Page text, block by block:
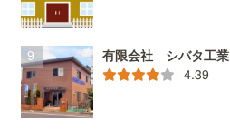
有限会社 シバタ工業
4.39